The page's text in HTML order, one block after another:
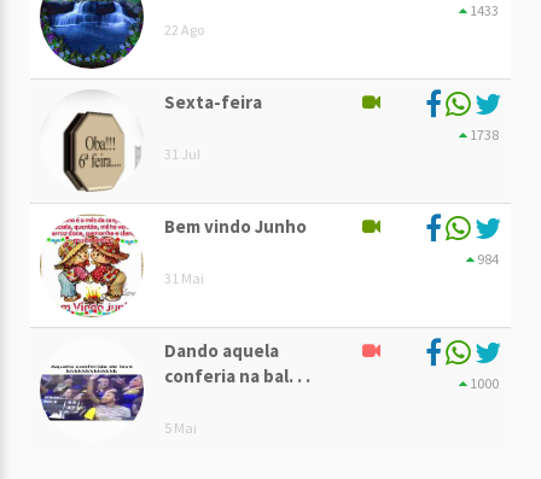
22 Ago
1433
Sexta-feira
31 Jul
1738
Bem vindo Junho
31 Mai
984
Dando aquela
conferia na bal. . .
5 Mai
1000